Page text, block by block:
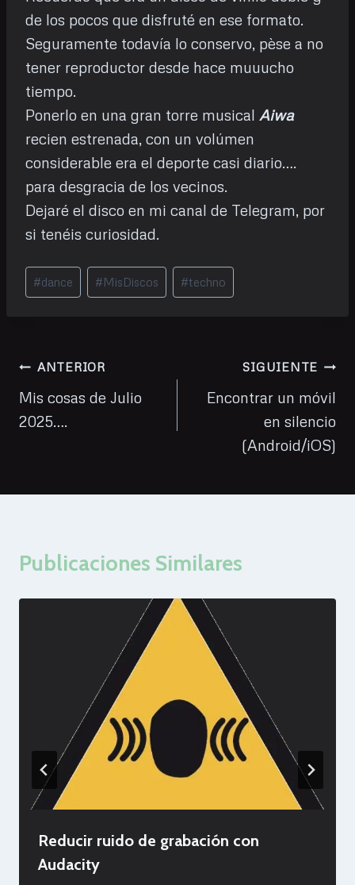
de los pocos que disfruté en ese formato.
Seguramente todavía lo conservo, pèse a no
tener reproductor desde hace muuucho
tiempo.
Ponerlo en una gran torre musical Aiwa
recien estrenada, con un volúmen
considerable era el deporte casi diario….
para desgracia de los vecinos.
Dejaré el disco en mi canal de Telegram, por
si tenéis curiosidad.
Etiquetas
de
#dance #MisDiscos #techno
Navegación
de
entradas
ANTERIOR
Mis cosas de Julio
2025….
SIGUIENTE
Encontrar un móvil
en silencio
(Android/iOS)
Publicaciones Similares
Reducir ruido de grabación con
Audacity